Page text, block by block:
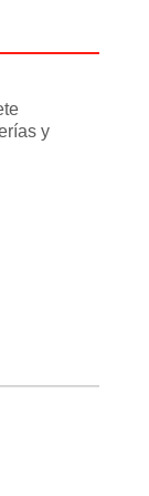
y